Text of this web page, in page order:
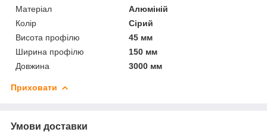
Матеріал
Алюміній
Колір
Сірий
Висота профілю
45 мм
Ширина профілю
150 мм
Довжина
3000 мм
Приховати
Умови доставки